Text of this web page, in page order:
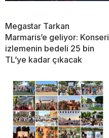
Megastar Tarkan
Marmaris’e geliyor: Konseri
izlemenin bedeli 25 bin
TL’ye kadar çıkacak